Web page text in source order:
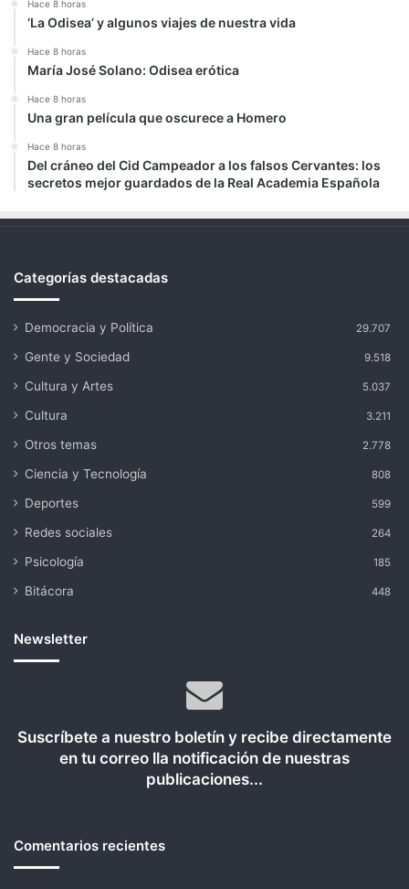
Hace 8 horas
‘La Odisea’ y algunos viajes de nuestra vida
Hace 8 horas
María José Solano: Odisea erótica
Hace 8 horas
Una gran película que oscurece a Homero
Hace 8 horas
Del cráneo del Cid Campeador a los falsos Cervantes: los
secretos mejor guardados de la Real Academia Española
Categorías destacadas
Democracia y Política 29.707
Gente y Sociedad 9.518
Cultura y Artes 5.037
Cultura 3.211
Otros temas 2.778
Ciencia y Tecnología 808
Deportes 599
Redes sociales 264
Psicología 185
Bitácora 448
Newsletter
Suscríbete a nuestro boletín y recibe directamente
en tu correo lla notificación de nuestras
publicaciones...
Comentarios recientes